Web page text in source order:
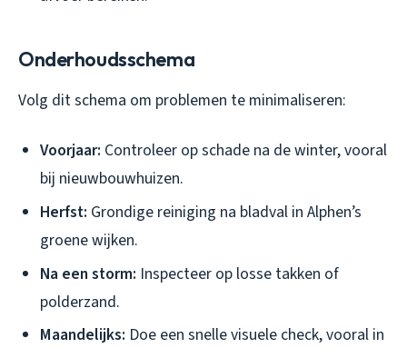
Onderhoudsschema
Volg dit schema om problemen te minimaliseren:
Voorjaar: Controleer op schade na de winter, vooral
bij nieuwbouwhuizen.
Herfst: Grondige reiniging na bladval in Alphen’s
groene wijken.
Na een storm: Inspecteer op losse takken of
polderzand.
Maandelijks: Doe een snelle visuele check, vooral in